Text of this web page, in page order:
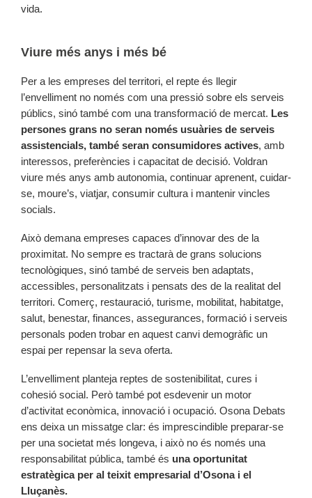
vida.
Viure més anys i més bé
Per a les empreses del territori, el repte és llegir
l’envelliment no només com una pressió sobre els serveis
públics, sinó també com una transformació de mercat. Les
persones grans no seran només usuàries de serveis
assistencials, també seran consumidores actives, amb
interessos, preferències i capacitat de decisió. Voldran
viure més anys amb autonomia, continuar aprenent, cuidar-
se, moure’s, viatjar, consumir cultura i mantenir vincles
socials.
Això demana empreses capaces d’innovar des de la
proximitat. No sempre es tractarà de grans solucions
tecnològiques, sinó també de serveis ben adaptats,
accessibles, personalitzats i pensats des de la realitat del
territori. Comerç, restauració, turisme, mobilitat, habitatge,
salut, benestar, finances, assegurances, formació i serveis
personals poden trobar en aquest canvi demogràfic un
espai per repensar la seva oferta.
L’envelliment planteja reptes de sostenibilitat, cures i
cohesió social. Però també pot esdevenir un motor
d’activitat econòmica, innovació i ocupació. Osona Debats
ens deixa un missatge clar: és imprescindible preparar-se
per una societat més longeva, i això no és només una
responsabilitat pública, també és una oportunitat
estratègica per al teixit empresarial d’Osona i el
Lluçanès.